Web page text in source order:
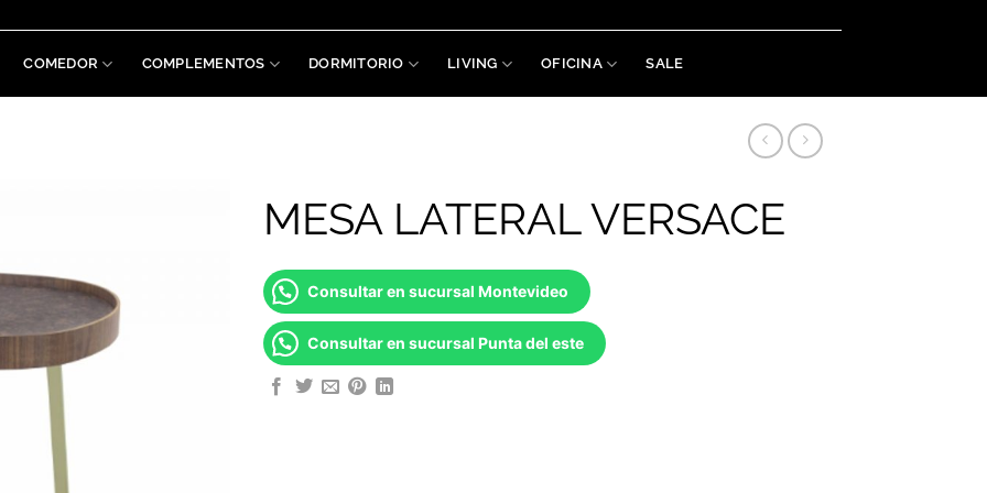
COMEDOR COMPLEMENTOS DORMITORIO LIVING OFICINA SALE
MESA LATERAL VERSACE
Consultar en sucursal Montevideo
Consultar en sucursal Punta del este